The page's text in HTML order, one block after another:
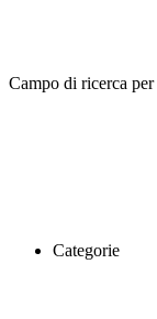
Campo di ricerca
Categorie